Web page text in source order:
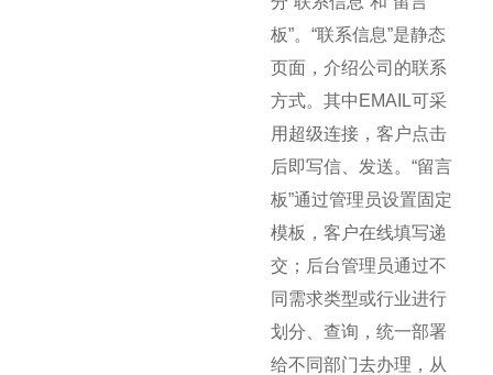
板”。“联系信息”是静态
页面，介绍公司的联系
方式。其中EMAIL可采
用超级连接，客户点击
后即写信、发送。“留言
板”通过管理员设置固定
模板，客户在线填写递
交；后台管理员通过不
同需求类型或行业进行
划分、查询，统一部署
给不同部门去办理，从